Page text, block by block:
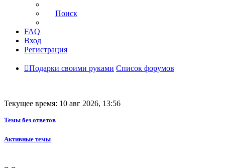
Поиск
FAQ
Вход
Регистрация
Подарки своими руками Список форумов
Текущее время: 10 авг 2026, 13:56
Темы без ответов
Активные темы